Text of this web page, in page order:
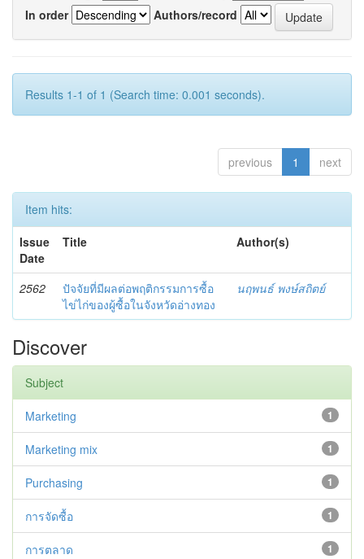
In order
Authors/record
Results 1-1 of 1 (Search time: 0.001 seconds).
previous 1 next
Item hits:
Issue
Date
Title Author(s)
2562
ปัจจัยที่มีผลต่อพฤติกรรมการซื้อ
ไข่ไก่ของผู้ซื้อในจังหวัดอ่างทอง
นฤพนธ์ พงษ์สถิตย์
Discover
Subject
1
Marketing
1
Marketing mix
1
Purchasing
1
การจัดซื้อ
1
การตลาด